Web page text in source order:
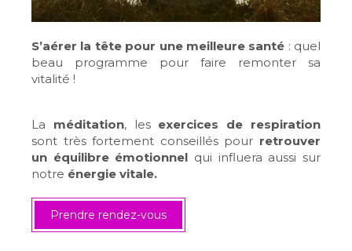
S’aérer la tête pour une meilleure santé : quel
beau programme pour faire remonter sa
vitalité !
La méditation, les exercices de respiration
sont très fortement conseillés pour retrouver
un équilibre émotionnel qui influera aussi sur
notre énergie vitale.
Prendre rendez-vous